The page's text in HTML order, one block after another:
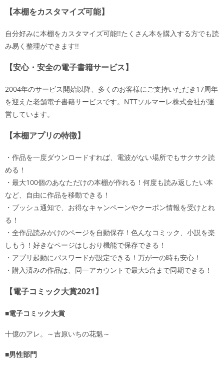
【本棚をカスタマイズ可能】
自分好みに本棚をカスタマイズ可能!!たくさん本を購入する方でも読
み易く整理ができます!!
【安心・安全の電子書籍サービス】
2004年のサービス開始以降、多くのお客様にご支持いただき17周年
を迎えた老舗電子書籍サービスです。NTTソルマーレ株式会社が運
営しています。
【本棚アプリの特徴】
・作品を一度ダウンロードすれば、電波がない場所でもサクサク読
める！
・最大100個のあなただけの本棚が作れる！何度も読み返したい本
など、自由に作品を移動できる！
・プッシュ通知で、お得なキャンペーンやクーポン情報を受けとれ
る！
・全作品読みかけのページを自動保存！色んなコミック、小説を楽
しもう！好きなページはしおり機能で保存できる！
・アプリ起動にパスワードが設定できる！万が一の時も安心！
・購入済みの作品は、同一アカウントで最大5台まで同期できる！
【電子コミック大賞2021】
■電子コミック大賞
十億のアレ。～吉原いちの花魁～
■男性部門